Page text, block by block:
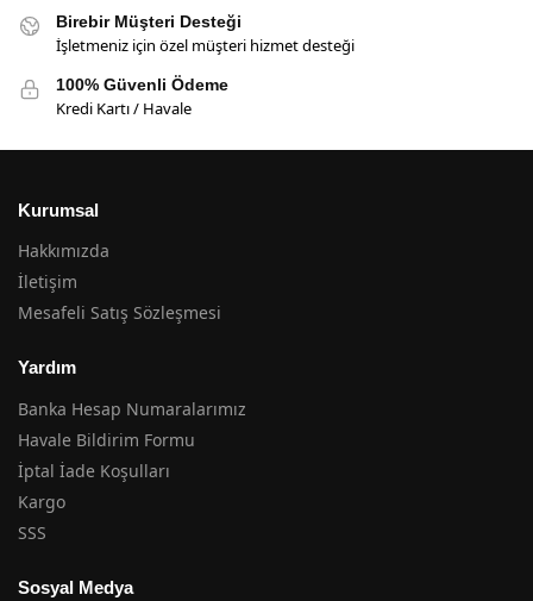
Birebir Müşteri Desteği
İşletmeniz için özel müşteri hizmet desteği
100% Güvenli Ödeme
Kredi Kartı / Havale
Kurumsal
Hakkımızda
İletişim
Mesafeli Satış Sözleşmesi
Yardım
Banka Hesap Numaralarımız
Havale Bildirim Formu
İptal İade Koşulları
Kargo
SSS
Sosyal Medya